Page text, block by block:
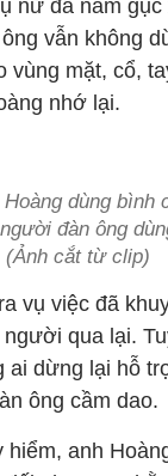
nữ đã nằm
vẫn không
vùng mặt, cổ,
nhớ lại.
dùng bình
đàn ông
(Ảnh cắt từ clip)
vụ việc đã
qua lại.
ai dừng lại hỗ
ông cầm dao.
hiểm, anh